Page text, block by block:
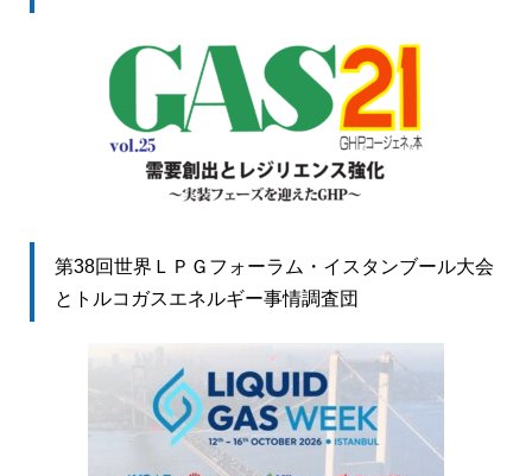
第38回世界ＬＰＧフォーラム・イスタンブール大会
とトルコガスエネルギー事情調査団